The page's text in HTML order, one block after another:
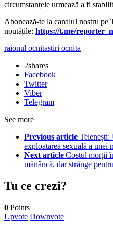
circumstanțele urmează a fi
Abonează-te la canalul nostru pe
noutățile: https://t.me/
raionul ocnitastiri ocnita
2shares
Facebook
Twitter
Viber
Telegram
See more
Previous article Telenești:
exploatarea sexuală a
Next article Costul morții
mănâncă, dar strânge
Tu ce crezi?
0 Points
Upvote Downvote